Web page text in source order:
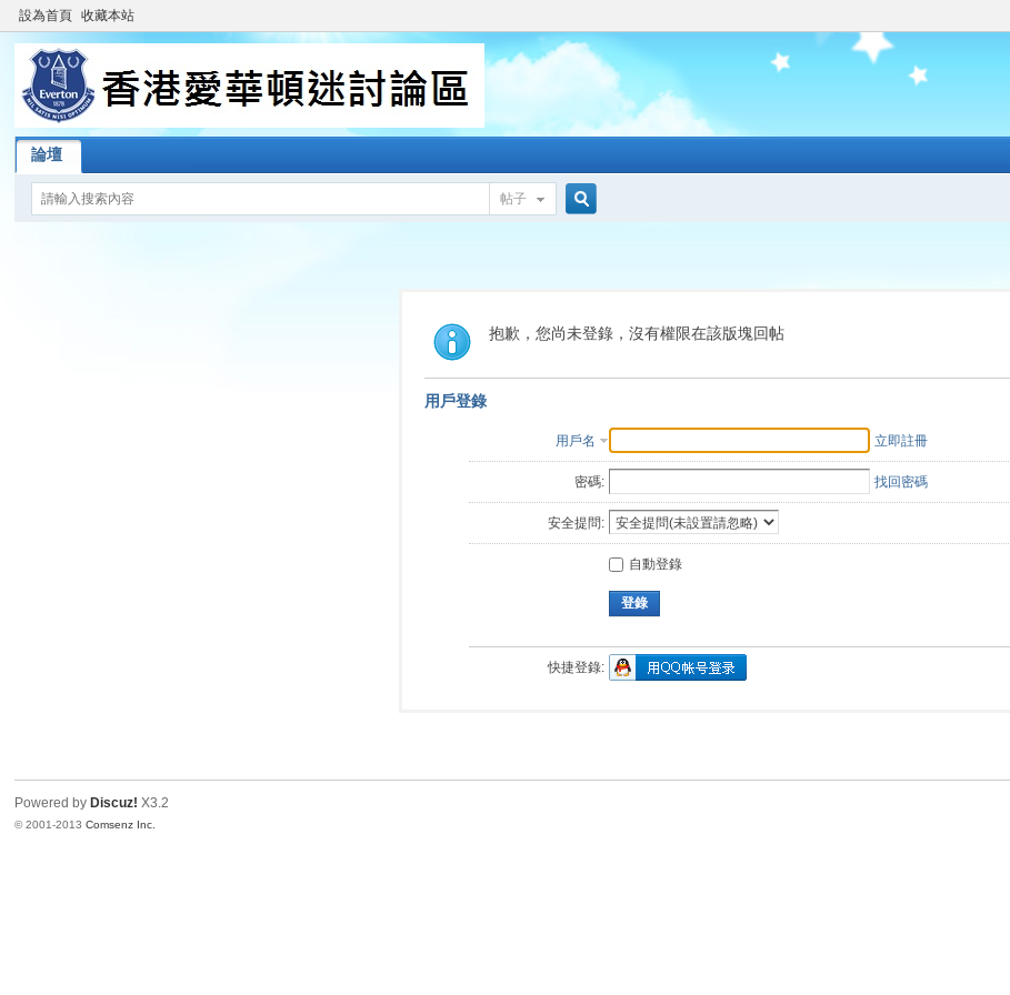
設為首頁 收藏本站
論壇
帖子
索
抱歉，您尚未登錄，沒有權限在該版塊回帖
用戶登錄
用戶名 立即註冊
密碼: 找回密碼
安全提問:
自動登錄
登錄
快捷登錄:
Powered by Discuz! X3.2
© 2001-2013Comsenz Inc.